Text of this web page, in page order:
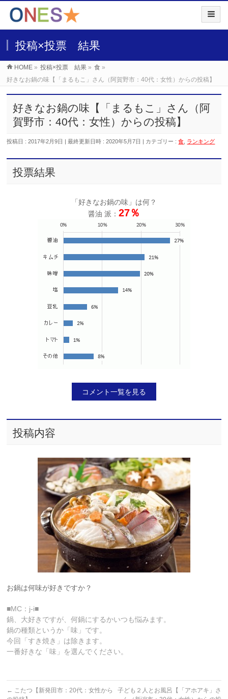
投稿×投票 結果
HOME » 投稿×投票 結果 » 食 »
好きなお鍋の味【「まるもこ」さん（阿賀野市：40代：女性）からの投稿】
好きなお鍋の味【「まるもこ」さん（阿
賀野市：40代：女性）からの投稿】
投稿日 : 2017年2月9日 最終更新日時 : 2020年5月7日 カテゴリー :食 ランキング
投票結果
「好きなお鍋の味」は何？
醤油 派： 27％
コメント一覧を見る
投稿内容
お鍋は何味が好きですか？
■MC：j-i■
鍋、大好きですが、何鍋にするかいつも悩みます。
鍋の種類というか「味」です。
今回「すき焼き」は除きます。
一番好きな「味」を選んでください。
← こたつ【新発田市：20代：女性から
子ども２人とお風呂【「アホアキ」さ